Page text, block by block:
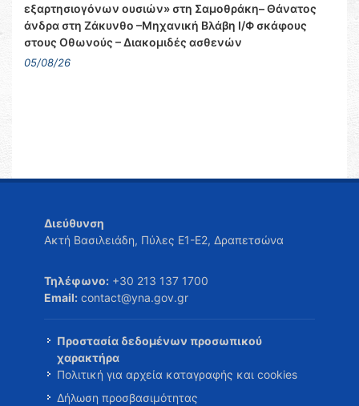
εξαρτησιογόνων ουσιών» στη Σαμοθράκη– Θάνατος
άνδρα στη Ζάκυνθο –Μηχανική Βλάβη Ι/Φ σκάφους
στους Οθωνούς – Διακομιδές ασθενών
05/08/26
Διεύθυνση
Ακτή Βασιλειάδη, Πύλες Ε1-Ε2, Δραπετσώνα
Τηλέφωνο: +30 213 137 1700
Email: contact@yna.gov.gr
Προστασία δεδομένων προσωπικού
χαρακτήρα
Πολιτική για αρχεία καταγραφής και cookies
Δήλωση προσβασιμότητας